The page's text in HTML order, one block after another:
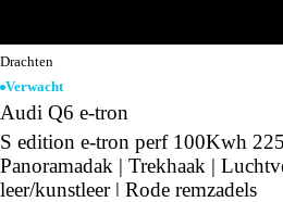
Drachten
Verwacht
Audi Q6 e-tron
S edition e-tron perf 100Kwh
Panoramadak | Trekhaak |
leer/kunstleer | Rode remzadels